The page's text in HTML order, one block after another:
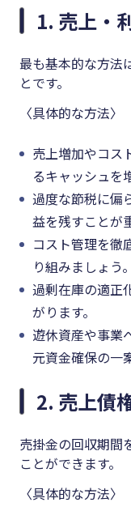
1. 売上・
最も基本的な方法
とです。
〈具体的な方法〉
売上増加やコス
るキャッシュを
過度な節税に偏
益を残すことが
コスト管理を徹
り組みましょう。
過剰在庫の適正
がります。
遊休資産や事業
元資金確保の一
2. 売上債
売掛金の回収期間
ことができます。
〈具体的な方法〉